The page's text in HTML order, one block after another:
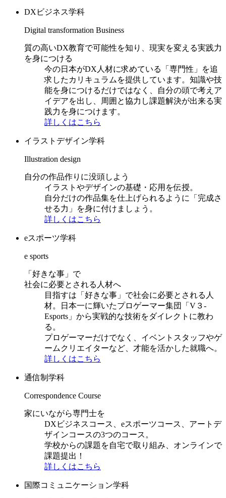
DXビジネス学科
Digital transformation Business
質の高いDX教育で可能性を知り、現実を変える実践力
を身につける
今の日本がDX人材に求めている「専門性」を追
求したカリキュラムを提供しています。知識や技
能を身につけるだけではなく、自分の頭で考えア
イデアを出し、周囲と協力し課題解決が出来る実
践力を身につけます。
詳しくはこちら
イラストデザイン学科
Illustration design
自分の作品作りに没頭しよう
イラストやデザインの基礎・応用を伝授。
自分だけの作品集を仕上げられるように「完成さ
せる力」を身に付けましょう。
詳しくはこちら
eスポーツ学科
e sports
「好きな事」で
社会に必要とされる人材へ
目指すは「好きな事」で社会に必要とされる人
材。日本一に輝いたプロゲーマー集団「V３-
Esports」から実戦的な技術をダイレクトに教わ
る。
プロゲーマーだけでなく、イベントスタッフやゲ
ームクリエイターなど、才能を活かした就職へ。
詳しくはこちら
通信制学科
Correspondence Course
家にいながら専門士を
DXビジネスコース、eスポーツコース、アートデ
ザインコースの3つのコース。
学校からの課題を自宅で取り組み、オンラインで
課題提出！
詳しくはこちら
国際コミュニケーション学科